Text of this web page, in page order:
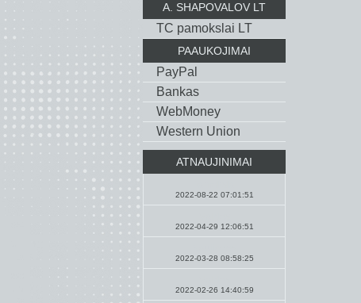
A. SHAPOVALOV LT
TC pamokslai LT
PAAUKOJIMAI
PayPal
Bankas
WebMoney
Western Union
ATNAUJINIMAI
2022-08-22 07:01:51
2022-04-29 12:06:51
2022-03-28 08:58:25
2022-02-26 14:40:59